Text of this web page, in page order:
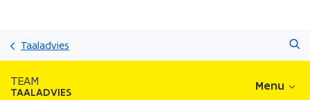
Taaladvies
TEAM
TAALADVIES Menu